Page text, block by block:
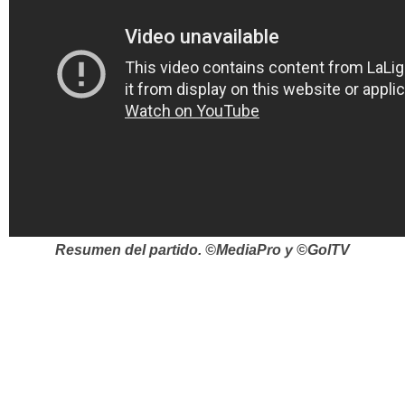
Resumen del partido. ©MediaPro y ©GolTV